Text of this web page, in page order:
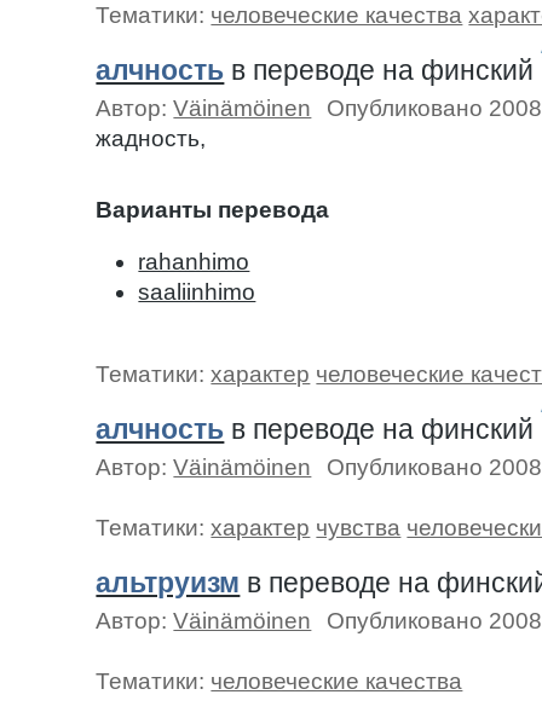
Тематики: человеческие качества
алчность в переводе на финский
Автор:Väinämöinen
Опубликовано
жадность,
Варианты перевода
rahanhimo
saaliinhimo
Тематики:характер человеческие
алчность в переводе на финский
Автор:Väinämöinen Опубликовано
Тематики:характер чувства
альтруизм в переводе на
Автор:Väinämöinen Опубликовано
Тематики: человеческие качества